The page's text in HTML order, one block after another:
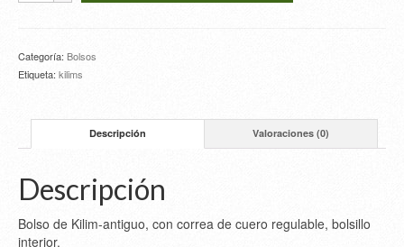
Categoría: Bolsos
Etiqueta: kilims
Descripción Valoraciones (0)
Descripción
Bolso de Kilim-antiguo, con correa de cuero regulable, bolsillo
interior.